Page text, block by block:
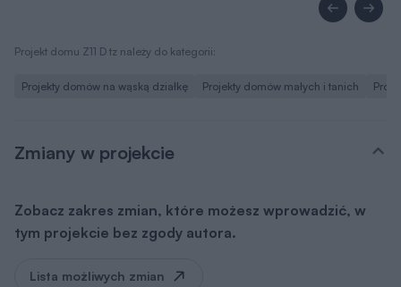
Projekt domu Z11 D tz należy do kategorii:
Projekty domów na wąską działkę Projekty domów małych i tanich
Zmiany w projekcie
Zobacz zakres zmian, które możesz wprowadzić, w
tym projekcie bez zgody autora.
Lista możliwych zmian